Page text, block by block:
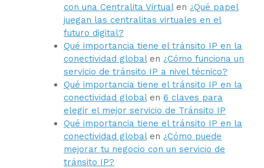
con una Centralita Virtualen ¿Qué papel
juegan las centralitas virtuales en el
futuro digital?
Qué importancia tiene el tránsito IP en la
conectividad globalen ¿Cómo funciona un
servicio de tránsito IP a nivel técnico?
Qué importancia tiene el tránsito IP en la
conectividad globalen 6 claves para
elegir el mejor servicio de Tránsito IP
Qué importancia tiene el tránsito IP en la
conectividad globalen ¿Cómo puede
mejorar tu negocio con un servicio de
tránsito IP?